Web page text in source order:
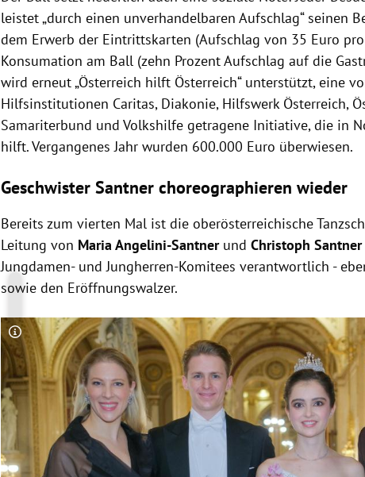
leistet „durch einen unverhandelbaren Aufschlag“ seinen
dem Erwerb der Eintrittskarten (Aufschlag von 35 Euro
Konsumation am Ball (zehn Prozent Aufschlag auf die
wird erneut „Österreich hilft Österreich“ unterstützt, eine
Hilfsinstitutionen Caritas, Diakonie, Hilfswerk Österreich,
Samariterbund und Volkshilfe getragene Initiative, die in
hilft. Vergangenes Jahr wurden 600.000 Euro überwiesen.
Geschwister Santner choreographieren wieder
Bereits zum vierten Mal ist die oberösterreichische
Leitung von Maria Angelini-SantnerundChristoph
Jungdamen- und Jungherren-Komitees verantwortlich -
sowie den Eröffnungswalzer.
Copyright-Hinweis öffnen/schließen